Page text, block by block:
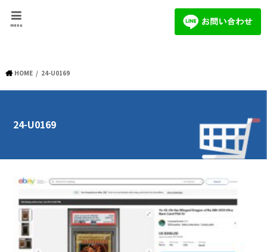
menu
HOME 24-U0169
24-U0169